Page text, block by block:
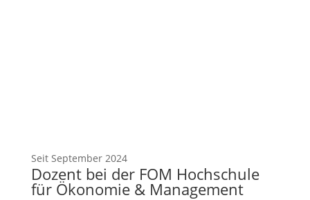
Seit September 2024
Dozent bei der FOM Hochschule
für Ökonomie & Management